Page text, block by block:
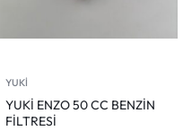
YUKİ
YUKİ ENZO 50 CC BENZİN
FİLTRESİ